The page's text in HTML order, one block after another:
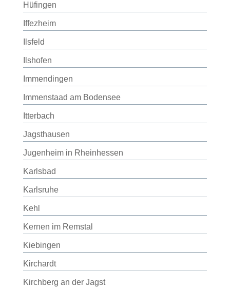
Hüfingen
Iffezheim
Ilsfeld
Ilshofen
Immendingen
Immenstaad am Bodensee
Itterbach
Jagsthausen
Jugenheim in Rheinhessen
Karlsbad
Karlsruhe
Kehl
Kernen im Remstal
Kiebingen
Kirchardt
Kirchberg an der Jagst